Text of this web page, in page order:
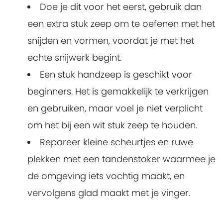
Doe je dit voor het eerst, gebruik dan
een extra stuk zeep om te oefenen met het
snijden en vormen, voordat je met het
echte snijwerk begint.
Een stuk handzeep is geschikt voor
beginners. Het is gemakkelijk te verkrijgen
en gebruiken, maar voel je niet verplicht
om het bij een wit stuk zeep te houden.
Repareer kleine scheurtjes en ruwe
plekken met een tandenstoker waarmee je
de omgeving iets vochtig maakt, en
vervolgens glad maakt met je vinger.